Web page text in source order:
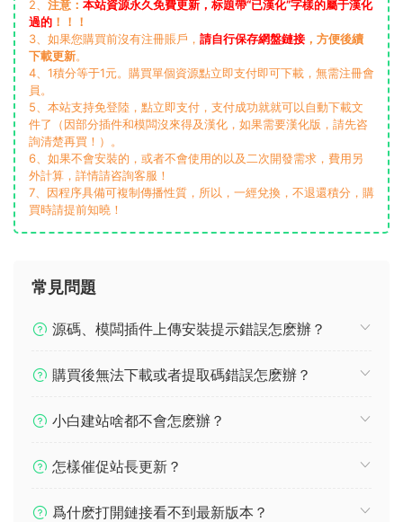
2、 注意： 本站資源永久免費更新，标題帶“已漢化”字樣的屬于漢化
過的 ！！！
3、如果您購買前沒有注冊賬戶， 請自行保存網盤鏈接 ，方便後續
下載更新。
4、1積分等于1元。購買單個資源點立即支付即可下載，無需注冊會
員。
5、本站支持免登陸，點立即支付，支付成功就就可以自動下載文
件了（因部分插件和模闆沒來得及漢化，如果需要漢化版，請先咨
詢清楚再買！）。
6、如果不會安裝的，或者不會使用的以及二次開發需求，費用另
外計算，詳情請咨詢客服！
7、因程序具備可複制傳播性質，所以，一經兌換，不退還積分，購
買時請提前知曉！
常見問題
源碼、模闆插件上傳安裝提示錯誤怎麽辦？
購買後無法下載或者提取碼錯誤怎麽辦？
小白建站啥都不會怎麽辦？
怎樣催促站長更新？
爲什麽打開鏈接看不到最新版本？